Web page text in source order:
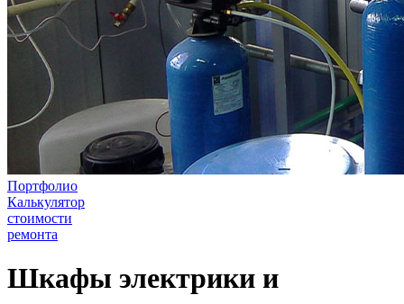
Портфолио
Калькулятор
стоимости
ремонта
Шкафы электрики и